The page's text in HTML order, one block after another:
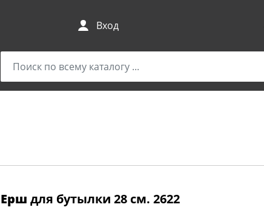
Вход
Ерш для бутылки 28 см. 2622